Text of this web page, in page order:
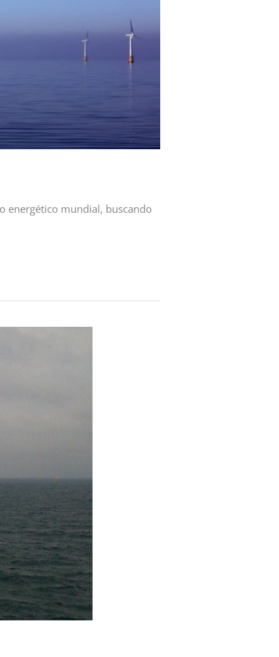
energético mundial, buscando